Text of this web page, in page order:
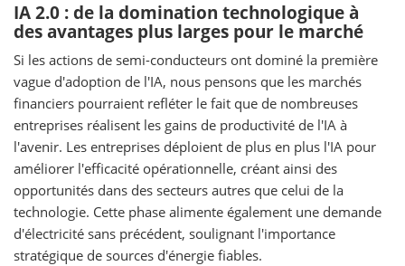
IA 2.0 : de la domination technologique à
des avantages plus larges pour le marché
Si les actions de semi-conducteurs ont dominé la première
vague d'adoption de l'IA, nous pensons que les marchés
financiers pourraient refléter le fait que de nombreuses
entreprises réalisent les gains de productivité de l'IA à
l'avenir. Les entreprises déploient de plus en plus l'IA pour
améliorer l'efficacité opérationnelle, créant ainsi des
opportunités dans des secteurs autres que celui de la
technologie. Cette phase alimente également une demande
d'électricité sans précédent, soulignant l'importance
stratégique de sources d'énergie fiables.